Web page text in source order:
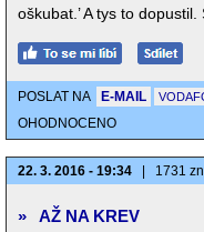
oškubat.’ A tys to
POSLAT NA E-MAIL
OHODNOCENO
22. 3. 2016 - 19:34 1731
» AŽ NA KREV